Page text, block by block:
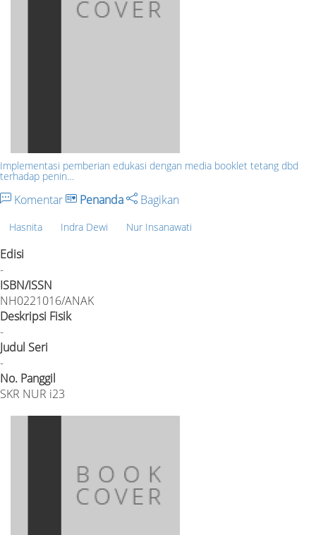
Implementasi pemberian edukasi dengan media booklet tetang dbd
terhadap penin…
Komentar Penanda Bagikan
Hasnita Indra Dewi Nur Insanawati
Edisi
-
ISBN/ISSN
NH0221016/ANAK
Deskripsi Fisik
-
Judul Seri
-
No. Panggil
SKR NUR i23